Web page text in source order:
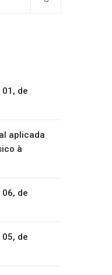
de
aplicada
à
de
de